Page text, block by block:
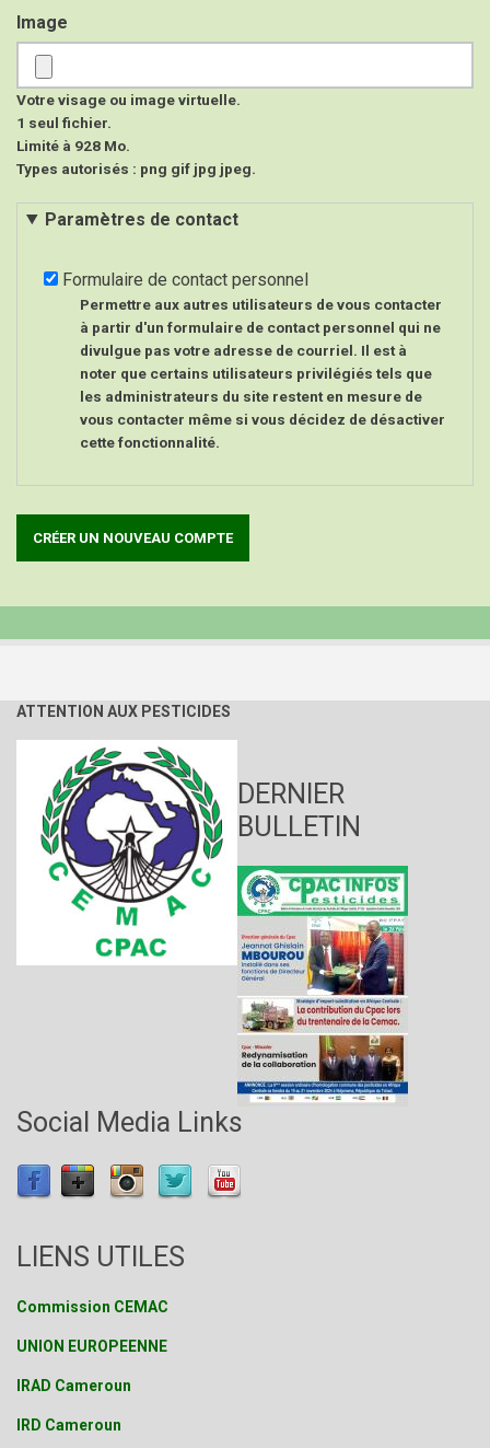
Image
Votre visage ou image virtuelle.
1 seul fichier.
Limité à 928 Mo.
Types autorisés : png gif jpg jpeg.
Paramètres de contact
Formulaire de contact personnel
Permettre aux autres utilisateurs de vous contacter
à partir d'un formulaire de contact personnel qui ne
divulgue pas votre adresse de courriel. Il est à
noter que certains utilisateurs privilégiés tels que
les administrateurs du site restent en mesure de
vous contacter même si vous décidez de désactiver
cette fonctionnalité.
ATTENTION AUX PESTICIDES
DERNIER
BULLETIN
Social Media Links
LIENS UTILES
Commission CEMAC
UNION EUROPEENNE
IRAD Cameroun
IRD Cameroun